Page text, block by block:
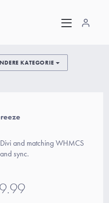
KATEGORIE
and matching WHMCS
sync.